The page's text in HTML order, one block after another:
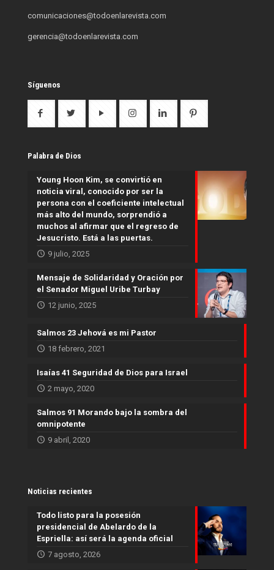
comunicaciones@todoenlarevista.com
gerencia@todoenlarevista.com
Síguenos
Palabra de Dios
Young Hoon Kim, se convirtió en
noticia viral, conocido por ser la
persona con el coeficiente intelectual
más alto del mundo, sorprendió a
muchos al afirmar que el regreso de
Jesucristo. Está a las puertas.
9 julio, 2025
Mensaje de Solidaridad y Oración por
el Senador Miguel Uribe Turbay
12 junio, 2025
Salmos 23 Jehová es mi Pastor
18 febrero, 2021
Isaías 41 Seguridad de Dios para Israel
2 mayo, 2020
Salmos 91 Morando bajo la sombra del
omnipotente
9 abril, 2020
Noticias recientes
Todo listo para la posesión
presidencial de Abelardo de la
Espriella: así será la agenda oficial
7 agosto, 2026